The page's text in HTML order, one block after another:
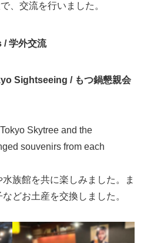
、交流を行いました。
学外交流
Sightseeing / もつ鍋懇親会
Skytree and the
souvenirs from each
族館を共に楽しみました。ま
どお土産を交換しました。